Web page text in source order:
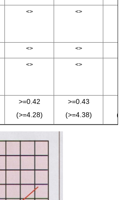
<> <>
<> <>
<> <>
>=0.42
(>=4.28)
>=0.43
(>=4.38)